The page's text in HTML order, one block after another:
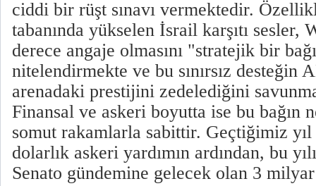
ciddi bir rüşt sınavı vermektedir.
tabanında yükselen İsrail karşıtı sesler,
derece angaje olmasını "stratejik bir
nitelendirmekte ve bu sınırsız desteğin
arenadaki prestijini zedelediğini
​Finansal ve askeri boyutta ise bu bağın
somut rakamlarla sabittir. Geçtiğimiz
dolarlık askeri yardımın ardından, bu
Senato gündemine gelecek olan 3